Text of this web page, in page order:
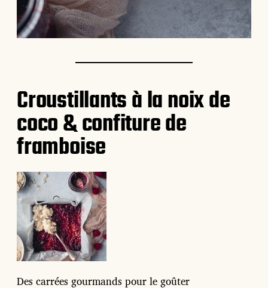
Croustillants à la noix de
coco & confiture de
framboise
Des carrées gourmands pour le goûter